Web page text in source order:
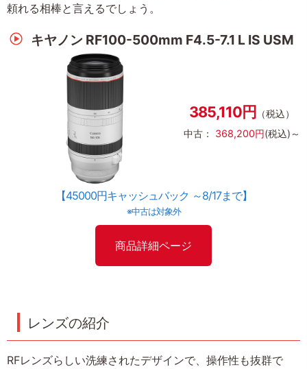
頼れる相棒と言えるでしょう。
キヤノン RF100-500mm F4.5-7.1 L IS USM
385,110円
（税込）
中古： 368,200円(税込)～
【45000円キャッシュバック ～8/17まで】
※中古は対象外
商品詳細ページ
レンズの紹介
RFレンズらしい洗練されたデザインで、操作性も抜群で